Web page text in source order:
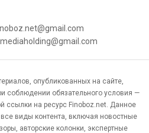
опубликованных на сайте,
соблюдении обязательного условия —
ссылки на ресурс Finoboz.net. Данное
виды контента, включая новостные
авторские колонки, экспертные